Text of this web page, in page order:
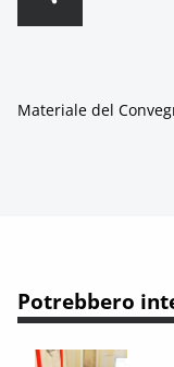
Materiale del
Potrebbero